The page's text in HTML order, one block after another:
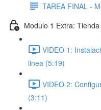
TAREA FINAL -
Modulo 1 Extra:
VIDEO 1:
linea (5:19)
VIDEO 2:
(3:11)